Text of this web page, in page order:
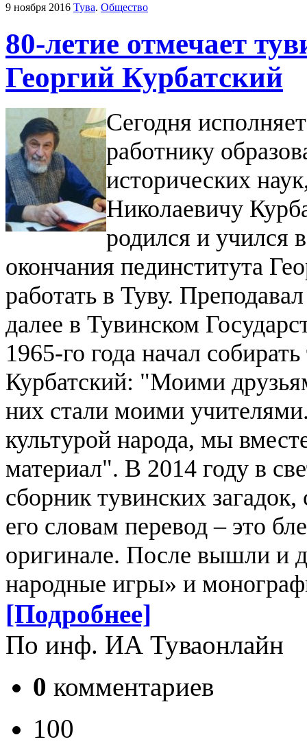
9 ноября 2016 Тува. Общество
80-летие отмечает
Георгий Курбатский
Сегодня
работнику
исторических
Николаевичу
родился и учился
окончания пединститута
работать в Туву.
далее в Тувинском
1965-го года начал
Курбатский: "Моими
них стали моими
культурой народа, мы
материал". В 2014 году в
сборник тувинских
его словам перевод – это
оригинале. После вышли и
народные игры» и
[Подробнее]
По инф. ИА Туваонлайн
0 комментариев
100